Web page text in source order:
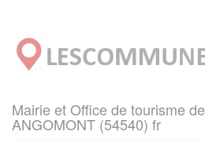
Mairie et Office de tourisme de
ANGOMONT (54540) fr